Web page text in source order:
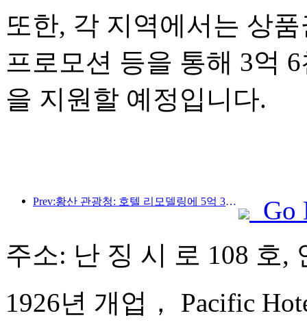
또한, 각 지역에서는 상
프로모션 등을 통해 3억
을 지원할 예정입니다.
Prev:황산 관광청: 호텔 리모델링에 5억 3천만 위안 투자 계획
Go
주소: 난 징 시 로 108 호,
1926년 개업， Pacific